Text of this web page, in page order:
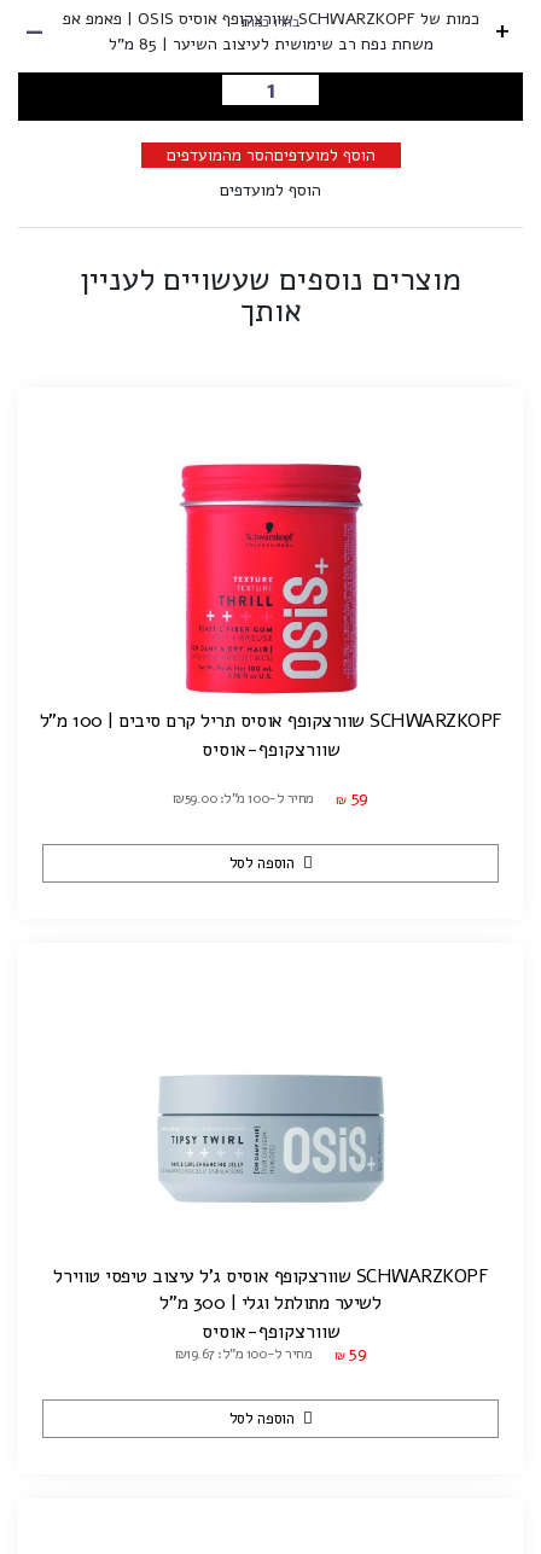
+
כמות של SCHWARZKOPF שוורצקופף אוסיס OSIS | פאמפ אפ
משחת נפח רב שימושית לעיצוב השיער | 85 מ"ל
בחרו כמות -
הוספה לסל
הוסף למועדפיםהסר מהמועדפים
הוסף למועדפים
מוצרים נוספים שעשויים לעניין
אותך
SCHWARZKOPF שוורצקופף אוסיס תריל קרם סיבים | 100 מ"ל
שוורצקופף-אוסיס
₪ 59 מחיר ל-100 מ"ל: ₪59.00
הוספה לסל
SCHWARZKOPF שוורצקופף אוסיס ג'ל עיצוב טיפסי טווירל
לשיער מתולתל וגלי | 300 מ"ל
שוורצקופף-אוסיס
₪ 59 מחיר ל-100 מ"ל: ₪19.67
הוספה לסל